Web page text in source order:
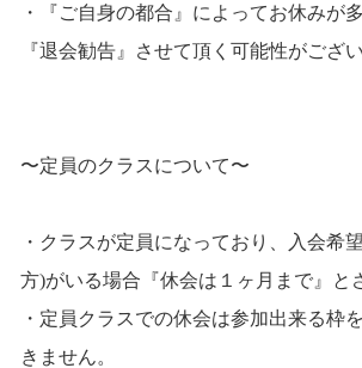
・『ご自身の都合』によってお休みが
『退会勧告』させて頂く可能性がござい
〜定員のクラスについて〜
・クラスが定員になっており、入会希
方)がいる場合『休会は１ヶ月まで』と
・定員クラスでの休会は参加出来る枠
きません。